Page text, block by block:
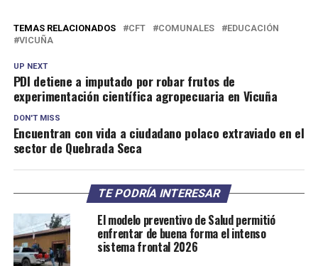
TEMAS RELACIONADOS CFT COMUNALES
EDUCACIÓN
VICUÑA
UP NEXT
PDI detiene a imputado por robar frutos de
experimentación científica agropecuaria en Vicuña
DON'T MISS
Encuentran con vida a ciudadano polaco extraviado en el
sector de Quebrada Seca
TE PODRÍA INTERESAR
El modelo preventivo de Salud permitió
enfrentar de buena forma el intenso
sistema frontal 2026